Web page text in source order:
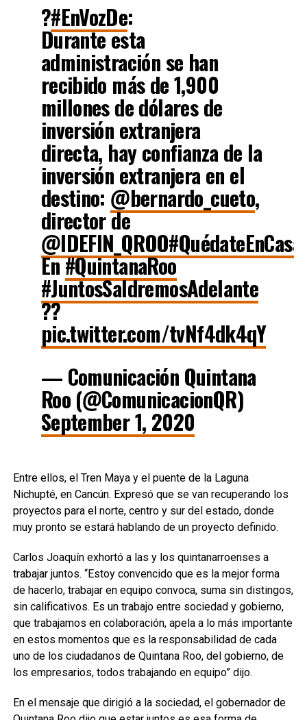
?#EnVozDe:
Durante esta
administración se han
recibido más de 1,900
millones de dólares de
inversión extranjera
directa, hay confianza de la
inversión extranjera en el
destino: @bernardo_cueto,
director de
@IDEFIN_QROO#QuédateEnCasa
En#QuintanaRoo
#JuntosSaldremosAdelante
??
pic.twitter.com/tvNf4dk4qY
— Comunicación Quintana
Roo (@ComunicacionQR)
September 1, 2020
Entre ellos, el Tren Maya y el puente de la Laguna
Nichupté, en Cancún. Expresó que se van recuperando los
proyectos para el norte, centro y sur del estado, donde
muy pronto se estará hablando de un proyecto definido.
Carlos Joaquín exhortó a las y los quintanarroenses a
trabajar juntos. “Estoy convencido que es la mejor forma
de hacerlo, trabajar en equipo convoca, suma sin distingos,
sin calificativos. Es un trabajo entre sociedad y gobierno,
que trabajamos en colaboración, apela a lo más importante
en estos momentos que es la responsabilidad de cada
uno de los ciudadanos de Quintana Roo, del gobierno, de
los empresarios, todos trabajando en equipo” dijo.
En el mensaje que dirigió a la sociedad, el gobernador de